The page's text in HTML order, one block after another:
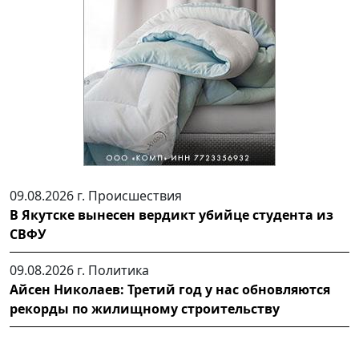
09.08.2026 г. Происшествия
В Якутске вынесен вердикт убийце студента из
СВФУ
09.08.2026 г. Политика
Айсен Николаев: Третий год у нас обновляются
рекорды по жилищному строительству